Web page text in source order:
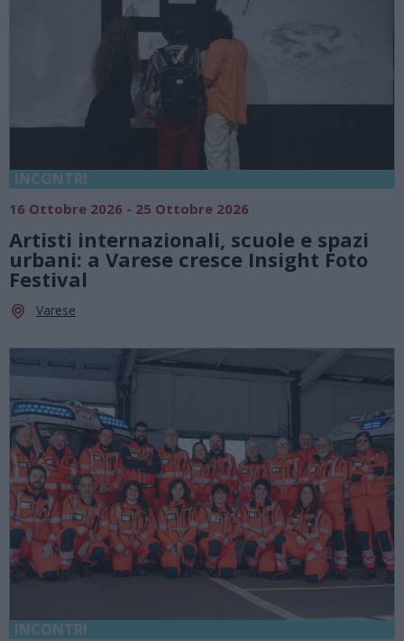
INCONTRI
16 Ottobre 2026 - 25 Ottobre 2026
Artisti internazionali, scuole e spazi
urbani: a Varese cresce Insight Foto
Festival
Varese
INCONTRI